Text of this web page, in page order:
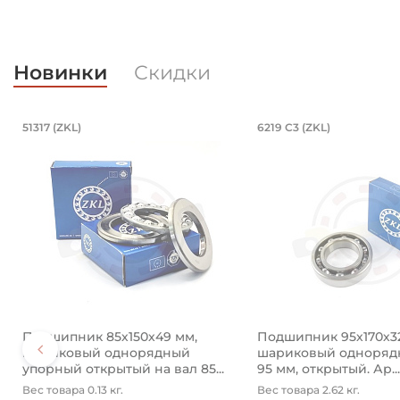
Новинки Скидки
(Kramp)Артикул 94840 (Kramp)
23 мм, шарнирный на вал 35 мм.
Подшипник 85х150х49 мм,
51317 (ZKL)
Подшипник 85х150х49 мм,
шариковый однорядный
упорный открытый на вал 85...
Вес товара 0.13 кг.
Подшипник
6219 C3 (ZKL)
Подшипник
шариковый
95 мм, открытый. Ар...
Вес товара 2.62 кг.